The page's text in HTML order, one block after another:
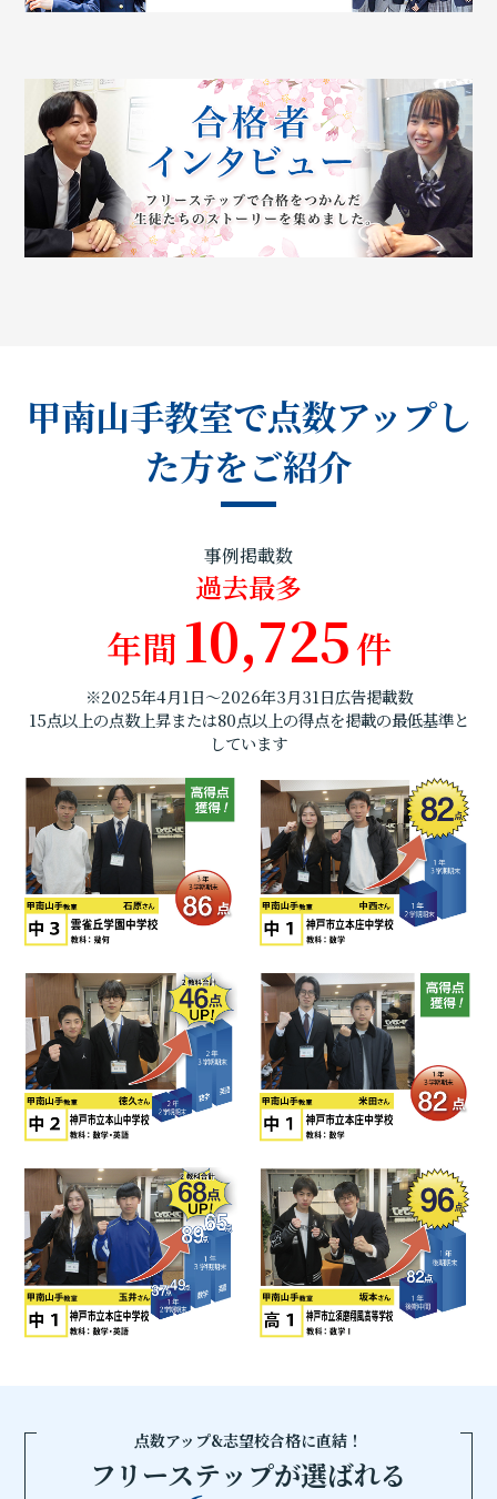
甲南山手教室で点数アップし
た方をご紹介
事例掲載数
過去最多
年間 10,725件
※2025年4月1日～2026年3月31日広告掲載数
15点以上の点数上昇または80点以上の得点を掲載の最低基準と
しています
点数アップ&志望校合格に直結！
フリーステップが選ばれる